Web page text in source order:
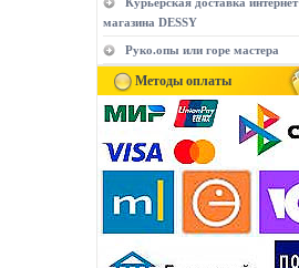
магазина DESSY
Руко.опы или горе мастера
Методы оплаты